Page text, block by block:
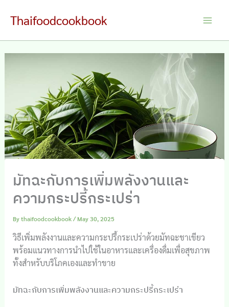
Thaifoodcookbook
มัทฉะกับการเพิ่มพลังงานและ
ความกระปรี้กระเปร่า
Bythaifoodcookbook/May 30, 2025
วิธีเพิ่มพลังงานและความกระปรี้กระเปร่าด้วยมัทฉะชาเขียว
พร้อมแนวทางการนำไปใช้ในอาหารและเครื่องดื่มเพื่อสุขภาพ
ทั้งสำหรับบริโภคเองและทำขาย
มัทฉะกับการเพิ่มพลังงานและความกระปรี้กระเปร่า